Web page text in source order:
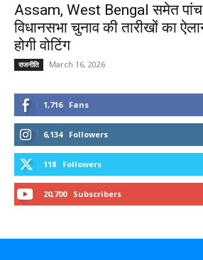
Assam, West Bengal समेत पांच
विधानसभा चुनाव की तारीखों का
होगी वोटिंग
राजनीति March 16, 2026
1,716 Fans
6,134 Followers
118 Followers
20,700 Subscribers